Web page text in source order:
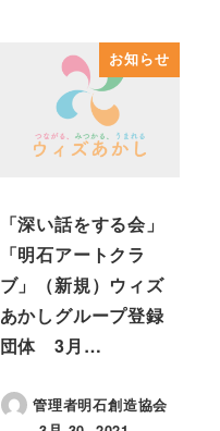
お知らせ
「深い話をする会」
「明石アートクラ
ブ」（新規）ウィズ
あかしグループ登録
団体 3月…
管理者明石創造協会